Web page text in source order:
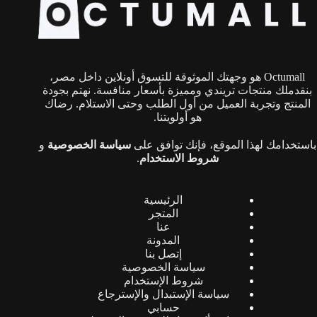
يمكن
اختيار
المنتج
Octumall هو وجهتك الموثوقة للتسوق أونلاين داخل مصر،
بنقدملك منتجات تريندي ومميزة بأسعار منافسة. نهتم بجودة
المنتج وتجربة العميل من أول الطلب وحتى الاستلام. رضاك
هو أولويتنا.
باستخدامك لهذا الموقع، فإنك توافق علىسياسة الخصوصية و
شروط الاستخدام.
الرئيسية
المتجر
عنا
المدونة
إتصل بنا
سياسة الخصوصية
شروط الإستخدام
سياسة الإستبدال والإسترجاع
حسابي